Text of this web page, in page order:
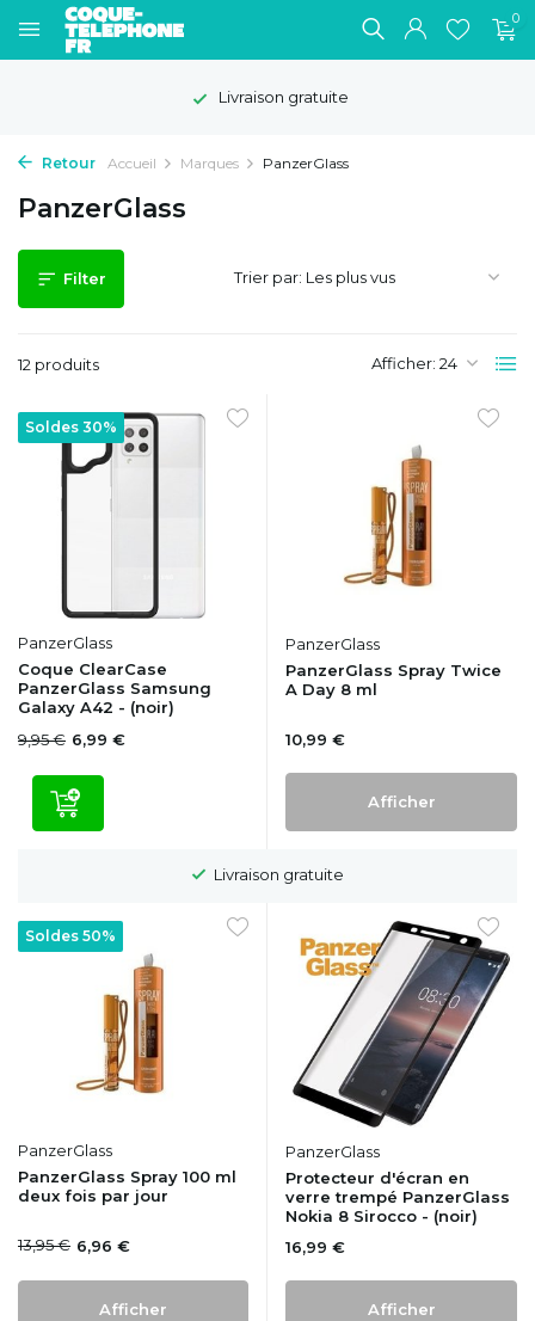
0
Livraison gratuite
Retour Accueil Marques PanzerGlass
PanzerGlass
Filter
12 produits Afficher:
Trier par:
Soldes 30%
PanzerGlass
Coque ClearCase
PanzerGlass Samsung
Galaxy A42 - (noir)
9,95 € 6,99 €
PanzerGlass
PanzerGlass Spray Twice
A Day 8 ml
10,99 €
Afficher
Livraison gratuite
Soldes 50%
PanzerGlass
PanzerGlass Spray 100 ml
deux fois par jour
13,95 € 6,96 €
Afficher
PanzerGlass
Protecteur d'écran en
verre trempé PanzerGlass
Nokia 8 Sirocco - (noir)
16,99 €
Afficher